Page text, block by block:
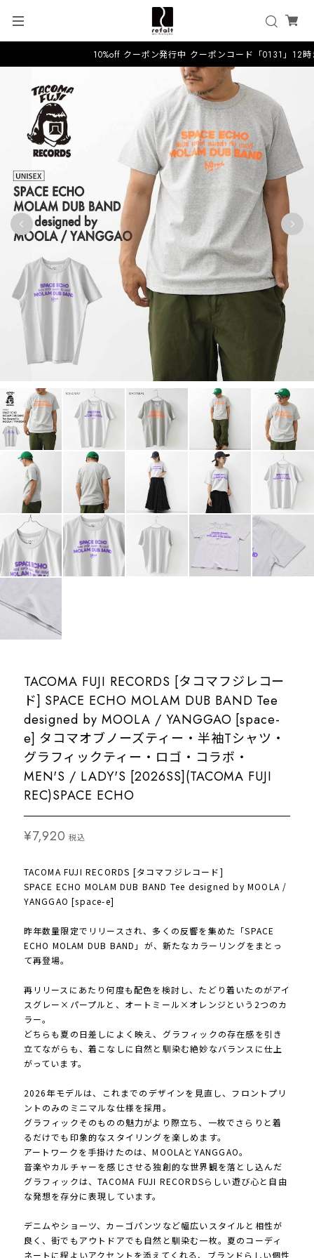
10%off クーポン発行中 クーポンコード「0131」12時
TACOMA FUJI RECORDS [タコマフジレコー
ド] SPACE ECHO MOLAM DUB BAND Tee
designed by MOOLA / YANGGAO [space-
e] タコマオブノーズティー・半袖Tシャツ・
グラフィックティー・ロゴ・コラボ・
MEN'S / LADY'S [2026SS](TACOMA FUJI
REC)SPACE ECHO
¥7,920 税込
TACOMA FUJI RECORDS [タコマフジレコード]
SPACE ECHO MOLAM DUB BAND Tee designed by MOOLA /
YANGGAO [space-e]
昨年数量限定でリリースされ、多くの反響を集めた「SPACE
ECHO MOLAM DUB BAND」が、新たなカラーリングをまとっ
て再登場。
再リリースにあたり何度も配色を検討し、たどり着いたのがアイ
スグレー×パープルと、オートミール×オレンジという2つのカ
ラー。
どちらも夏の日差しによく映え、グラフィックの存在感を引き
立てながらも、着こなしに自然と馴染む絶妙なバランスに仕上
がっています。
2026年モデルは、これまでのデザインを見直し、フロントプリ
ントのみのミニマルな仕様を採用。
グラフィックそのものの魅力がより際立ち、一枚でさらりと着
るだけでも印象的なスタイリングを楽しめます。
アートワークを手掛けたのは、MOOLAとYANGGAO。
音楽やカルチャーを感じさせる独創的な世界観を落とし込んだ
グラフィックは、TACOMA FUJI RECORDSらしい遊び心と自由
な発想を存分に表現しています。
デニムやショーツ、カーゴパンツなど幅広いスタイルと相性が
良く、街でもアウトドアでも自然と馴染む一枚。夏のコーディ
ネートに程よいアクセントを添えてくれる、ブランドらしい個性